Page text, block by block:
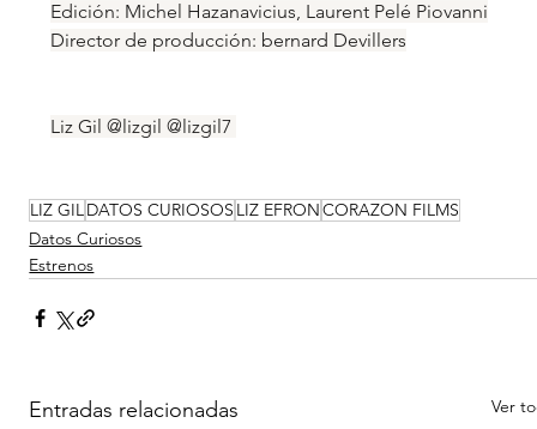
Edición: Michel Hazanavicius, Laurent Pelé Piovanni
Director de producción: bernard Devillers
Liz Gil @lizgil @lizgil7
LIZ GILDATOS CURIOSOS LIZ EFRONCORAZON FILMS
Datos Curiosos
Estrenos
Entradas relacionadas Ver